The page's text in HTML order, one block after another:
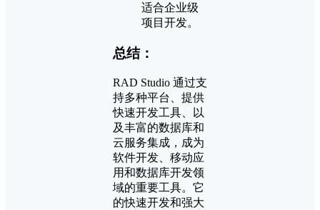
适合企业级
项目开发。
总结：
RAD Studio 通过支
持多种平台、提供
快速开发工具、以
及丰富的数据库和
云服务集成，成为
软件开发、移动应
用和数据库开发领
域的重要工具。它
的快速开发和强大